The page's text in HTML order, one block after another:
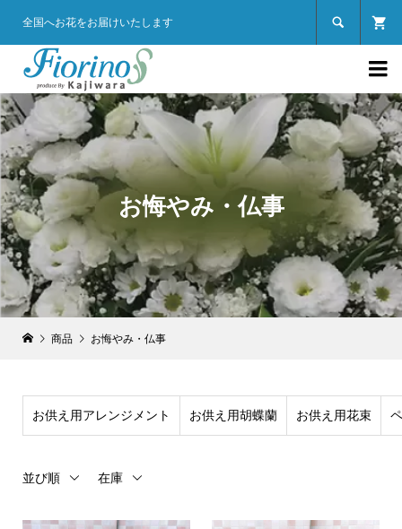
全国へお花をお届けいたします 

お悔やみ・仏事
商品 お悔やみ・仏事
お供え用アレンジメント お供え用胡蝶蘭 お供え用花束
並び順 在庫